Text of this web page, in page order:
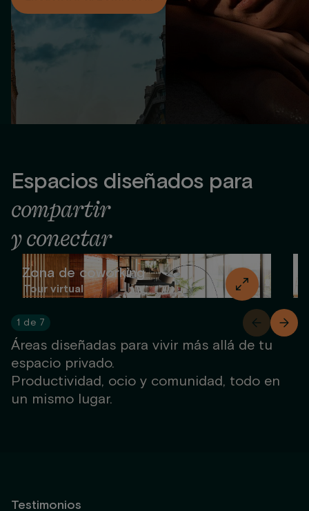
Espacios diseñados para
compartir
y conectar
Zona de coworking
Tour virtual
1 de 7
Áreas diseñadas para vivir más allá de tu
espacio privado.
Productividad, ocio y comunidad, todo en
un mismo lugar.
Testimonios